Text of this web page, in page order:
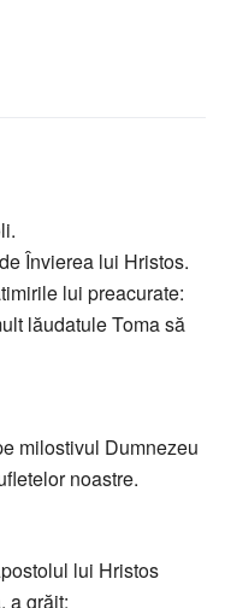
Învierea lui Hristos.
lui preacurate:
lăudatule Toma să
milostivul Dumnezeu
noastre.
lui Hristos
a grăit: